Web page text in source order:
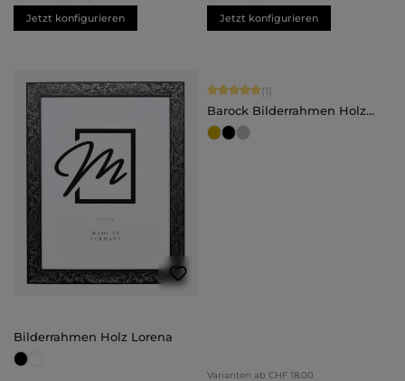
Jetzt konfigurieren Jetzt konfigurieren
Bilderrahmen Holz Lorena
Durchschnittliche Bewertung von 5
(1)
Barock Bilderrahmen Holz
Stella
Varianten ab CHF 18.00